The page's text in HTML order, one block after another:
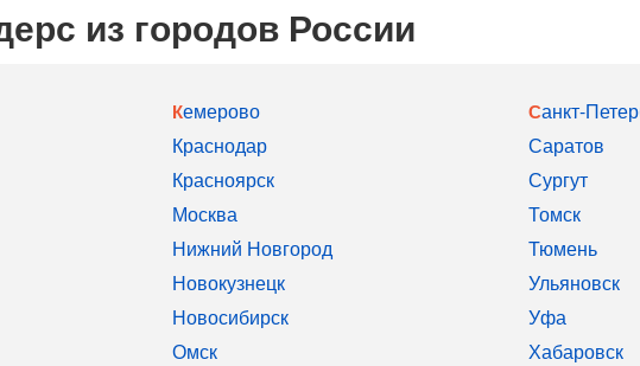
из городов России
Кемерово
Краснодар
Красноярск
Москва
Нижний Новгород
Новокузнецк
Новосибирск
Омск
Санкт-
Саратов
Сургут
Томск
Тюмень
Ульяновск
Уфа
Хабаровск